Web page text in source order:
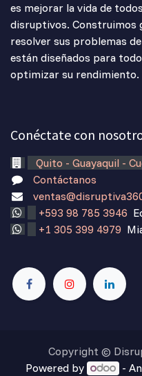
es mejorar la vida de
disruptivos. Construimos
resolver sus problemas
están diseñados para
optimizar su rendimiento.
Conéctate con
Quito - Guayaquil -
Contáctanos
+593 98 785 3946
+1 305 399 4979
Copyright ©
Powered by -